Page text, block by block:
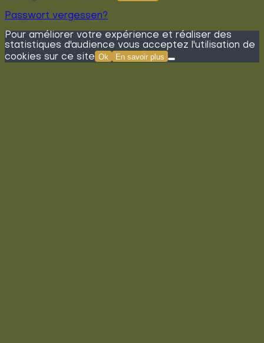
Passwort vergessen?
Pour améliorer votre expérience et réaliser des
statistiques d'audience vous acceptez l'utilisation de
cookies sur ce site Ok En savoir plus